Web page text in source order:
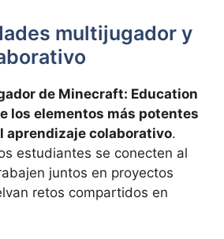
multijugador y
de Minecraft: Education
los elementos más potentes
aprendizaje colaborativo.
estudiantes se conecten al
juntos en proyectos
retos compartidos en